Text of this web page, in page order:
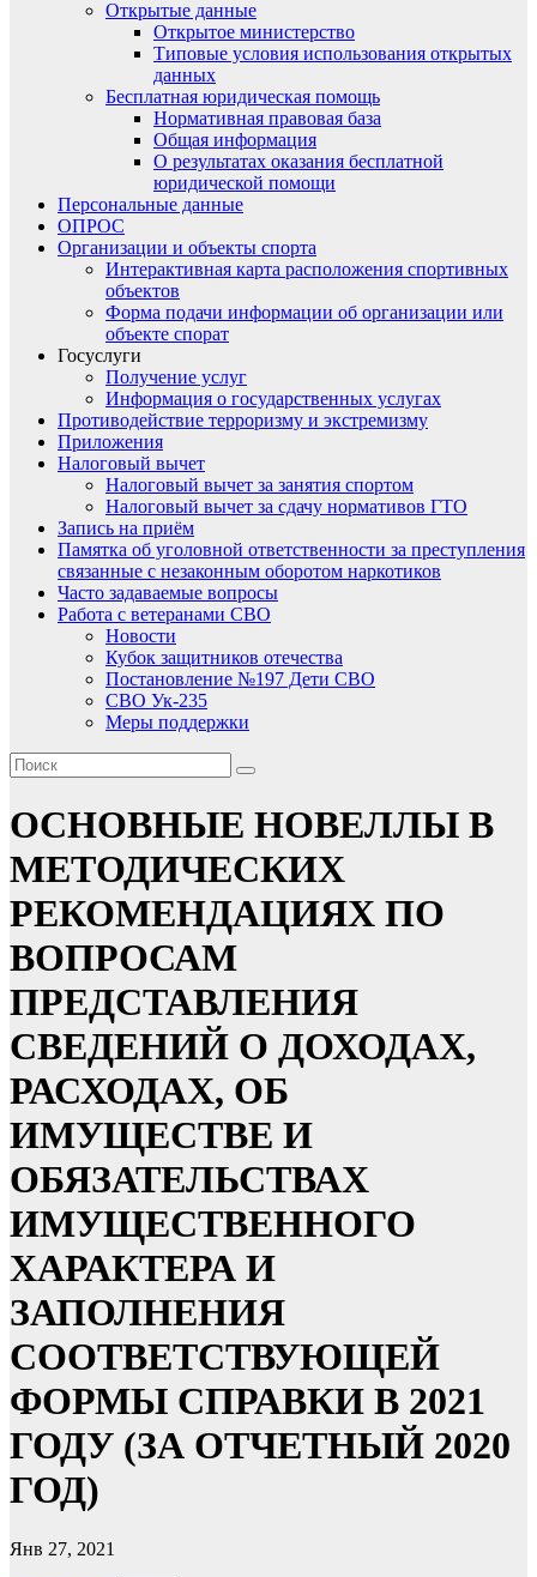
Открытые данные
Открытое министерство
Типовые условия использования открытых
данных
Бесплатная юридическая помощь
Нормативная правовая база
Общая информация
О результатах оказания бесплатной
юридической помощи
Персональные данные
ОПРОС
Организации и объекты спорта
Интерактивная карта расположения спортивных
объектов
Форма подачи информации об организации или
объекте спорат
Госуслуги
Получение услуг
Информация о государственных услугах
Противодействие терроризму и экстремизму
Приложения
Налоговый вычет
Налоговый вычет за занятия спортом
Налоговый вычет за сдачу нормативов ГТО
Запись на приём
Памятка об уголовной ответственности за преступления
связанные с незаконным оборотом наркотиков
Часто задаваемые вопросы
Работа с ветеранами СВО
Новости
Кубок защитников отечества
Постановление №197 Дети СВО
СВО Ук-235
Меры поддержки
ОСНОВНЫЕ НОВЕЛЛЫ В
МЕТОДИЧЕСКИХ
РЕКОМЕНДАЦИЯХ ПО
ВОПРОСАМ
ПРЕДСТАВЛЕНИЯ
СВЕДЕНИЙ О ДОХОДАХ,
РАСХОДАХ, ОБ
ИМУЩЕСТВЕ И
ОБЯЗАТЕЛЬСТВАХ
ИМУЩЕСТВЕННОГО
ХАРАКТЕРА И
ЗАПОЛНЕНИЯ
СООТВЕТСТВУЮЩЕЙ
ФОРМЫ СПРАВКИ В 2021
ГОДУ (ЗА ОТЧЕТНЫЙ 2020
ГОД)
Янв 27, 2021